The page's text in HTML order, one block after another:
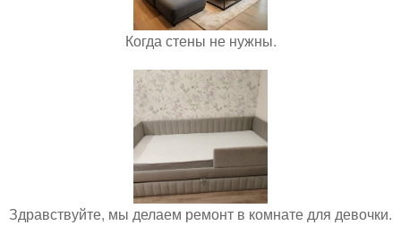
Когда стены не нужны.
Здравствуйте, мы делаем ремонт в комнате для девочки.